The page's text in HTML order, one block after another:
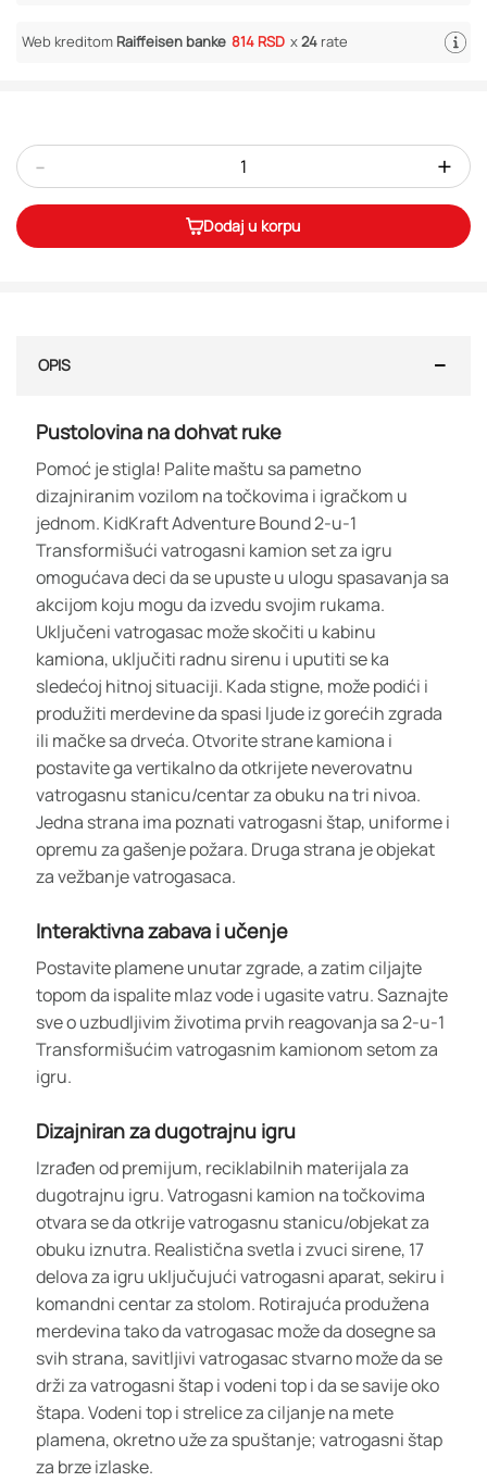
Web kreditom Raiffeisen banke 814 RSD x24 rate
- +
Dodaj u korpu
OPIS
Pustolovina na dohvat ruke
Pomoć je stigla! Palite maštu sa pametno
dizajniranim vozilom na točkovima i igračkom u
jednom. KidKraft Adventure Bound 2-u-1
Transformišući vatrogasni kamion set za igru
omogućava deci da se upuste u ulogu spasavanja sa
akcijom koju mogu da izvedu svojim rukama.
Uključeni vatrogasac može skočiti u kabinu
kamiona, uključiti radnu sirenu i uputiti se ka
sledećoj hitnoj situaciji. Kada stigne, može podići i
produžiti merdevine da spasi ljude iz gorećih zgrada
ili mačke sa drveća. Otvorite strane kamiona i
postavite ga vertikalno da otkrijete neverovatnu
vatrogasnu stanicu/centar za obuku na tri nivoa.
Jedna strana ima poznati vatrogasni štap, uniforme i
opremu za gašenje požara. Druga strana je objekat
za vežbanje vatrogasaca.
Interaktivna zabava i učenje
Postavite plamene unutar zgrade, a zatim ciljajte
topom da ispalite mlaz vode i ugasite vatru. Saznajte
sve o uzbudljivim životima prvih reagovanja sa 2-u-1
Transformišućim vatrogasnim kamionom setom za
igru.
Dizajniran za dugotrajnu igru
Izrađen od premijum, reciklabilnih materijala za
dugotrajnu igru. Vatrogasni kamion na točkovima
otvara se da otkrije vatrogasnu stanicu/objekat za
obuku iznutra. Realistična svetla i zvuci sirene, 17
delova za igru uključujući vatrogasni aparat, sekiru i
komandni centar za stolom. Rotirajuća produžena
merdevina tako da vatrogasac može da dosegne sa
svih strana, savitljivi vatrogasac stvarno može da se
drži za vatrogasni štap i vodeni top i da se savije oko
štapa. Vodeni top i strelice za ciljanje na mete
plamena, okretno uže za spuštanje; vatrogasni štap
za brze izlaske.